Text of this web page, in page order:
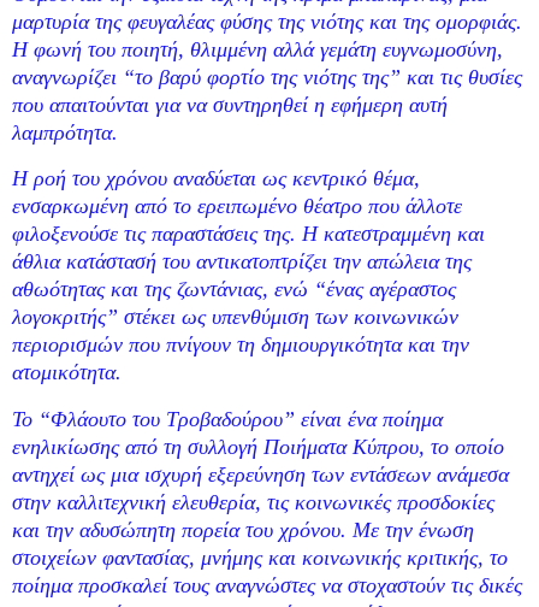
μαρτυρία της φευγαλέας φύσης της νιότης και της ομορφιάς.
Η φωνή του ποιητή, θλιμμένη αλλά γεμάτη ευγνωμοσύνη,
αναγνωρίζει “το βαρύ φορτίο της νιότης της” και τις θυσίες
που απαιτούνται για να συντηρηθεί η εφήμερη αυτή
λαμπρότητα.
Η ροή του χρόνου αναδύεται ως κεντρικό θέμα,
ενσαρκωμένη από το ερειπωμένο θέατρο που άλλοτε
φιλοξενούσε τις παραστάσεις της. Η κατεστραμμένη και
άθλια κατάστασή του αντικατοπτρίζει την απώλεια της
αθωότητας και της ζωντάνιας, ενώ “ένας αγέραστος
λογοκριτής” στέκει ως υπενθύμιση των κοινωνικών
περιορισμών που πνίγουν τη δημιουργικότητα και την
ατομικότητα.
Το “Φλάουτο του Τροβαδούρου” είναι ένα ποίημα
ενηλικίωσης από τη συλλογή Ποιήματα Κύπρου, το οποίο
αντηχεί ως μια ισχυρή εξερεύνηση των εντάσεων ανάμεσα
στην καλλιτεχνική ελευθερία, τις κοινωνικές προσδοκίες
και την αδυσώπητη πορεία του χρόνου. Με την ένωση
στοιχείων φαντασίας, μνήμης και κοινωνικής κριτικής, το
ποίημα προσκαλεί τους αναγνώστες να στοχαστούν τις δικές